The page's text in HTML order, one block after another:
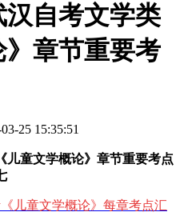
汉自考文学类
》章节重要考
25 15:35:51
儿童文学概论》章节重要考点
儿童文学概论》每章考点汇